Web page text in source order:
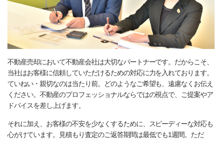
不動産売却において不動産会社は大切なパートナーです。だからこそ、
当社はお客様に信頼していただけるための対応に力を入れております。
ていねい・親切なのは当たり前。どのようなご希望も、遠慮なくお伝え
ください。不動産のプロフェッショナルならではの視点で、ご提案やア
ドバイスを差し上げます。
それに加え、お客様の不安を少なくするために、スピーディーな対応も
心がけています。見積もり査定のご返答期間は最低でも1週間。ただ